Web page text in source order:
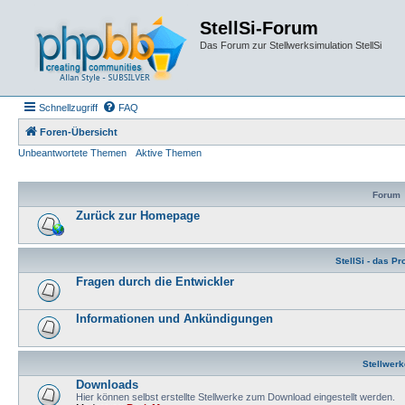
StellSi-Forum
Das Forum zur Stellwerksimulation StellSi
Schnellzugriff FAQ
Foren-Übersicht
Unbeantwortete Themen
Aktive Themen
Forum
Zurück zur Homepage
StellSi - das
Fragen durch die Entwickler
Informationen und Ankündigungen
Downloads
Hier können selbst erstellte Stellwerke zum Download eingestellt werden.